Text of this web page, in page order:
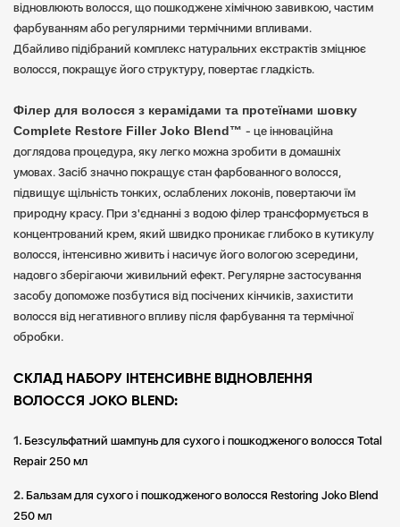
відновлюють волосся, що пошкоджене хімічною завивкою, частим
фарбуванням або регулярними термічними впливами.
Дбайливо підібраний комплекс натуральних екстрактів зміцнює
волосся, покращує його структуру, повертає гладкість.
Філер для волосся з керамідами та протеїнами шовку
Сomplete Restore Filler Joko Blend™ - це інноваційна
доглядова процедура, яку легко можна зробити в домашніх
умовах. Засіб значно покращує стан фарбованного волосся,
підвищує щільність тонких, ослаблених локонів, повертаючи їм
природну красу. При з'єднанні з водою філер трансформується в
концентрований крем, який швидко проникає глибоко в кутикулу
волосся, інтенсивно живить і насичує його вологою зсередини,
надовго зберігаючи живильний ефект. Регулярне застосування
засобу допоможе позбутися від посічених кінчиків, захистити
волосся від негативного впливу після фарбування та термічної
обробки.
СКЛАД НАБОРУ
ІНТЕНСИВНЕ ВІДНОВЛЕННЯ
ВОЛОССЯ JOKO BLEND:
Безсульфатний шампунь для сухого і пошкодженого волосся Total
Repair 250 мл
Бальзам для сухого і пошкодженого волосся Restoring Joko Blend
250 мл